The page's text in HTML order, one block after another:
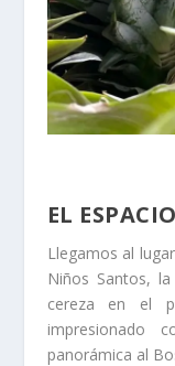
EL
Llegamos al
Niños Santos,
cereza en el
impresionado
panorámica al